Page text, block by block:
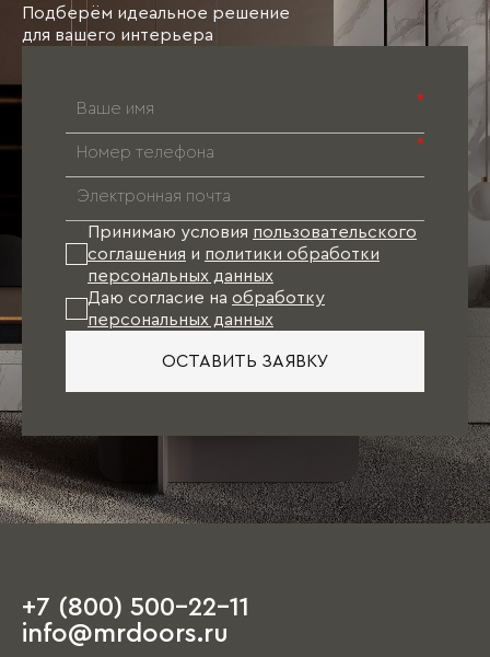
Подберём идеальное решение
для вашего интерьера
*
*
Принимаю условия пользовательского
соглашения и политики обработки
персональных данных
Даю согласие на обработку
персональных данных
ОСТАВИТЬ ЗАЯВКУ
+7 (800) 500-22-11
info@mrdoors.ru